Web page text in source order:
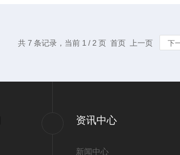
共 7 条记录，当前 1 / 2 页 首页 上一页 下
资讯中心
新闻中心